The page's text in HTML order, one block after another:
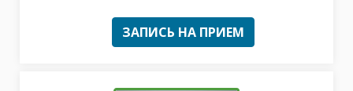
ЗАПИСЬ НА ПРИЕМ